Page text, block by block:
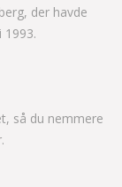
der havde
så du nemmere